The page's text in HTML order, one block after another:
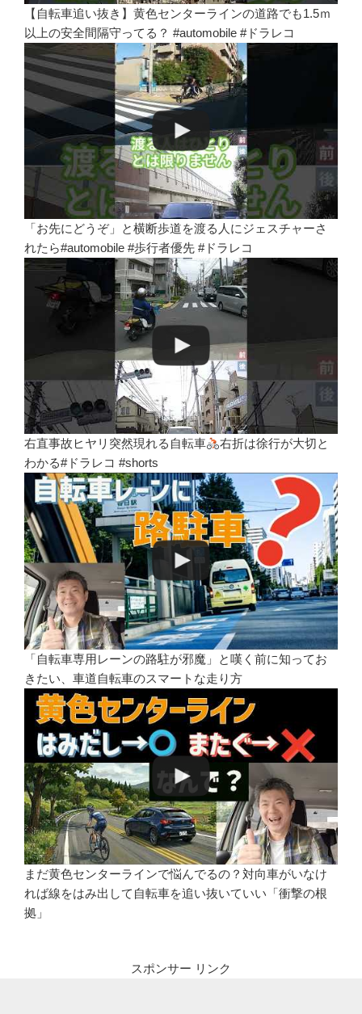
【自転車追い抜き】黄色センターラインの道路でも1.5ｍ
以上の安全間隔守ってる？ #automobile #ドラレコ
「お先にどうぞ」と横断歩道を渡る人にジェスチャーさ
れたら#automobile #歩行者優先 #ドラレコ
右直事故ヒヤリ突然現れる自転車
右折は徐行が大切と
わかる#ドラレコ #shorts
「自転車専用レーンの路駐が邪魔」と嘆く前に知ってお
きたい、車道自転車のスマートな走り方
まだ黄色センターラインで悩んでるの？対向車がいなけ
れば線をはみ出して自転車を追い抜いていい「衝撃の根
拠」
スポンサー リンク